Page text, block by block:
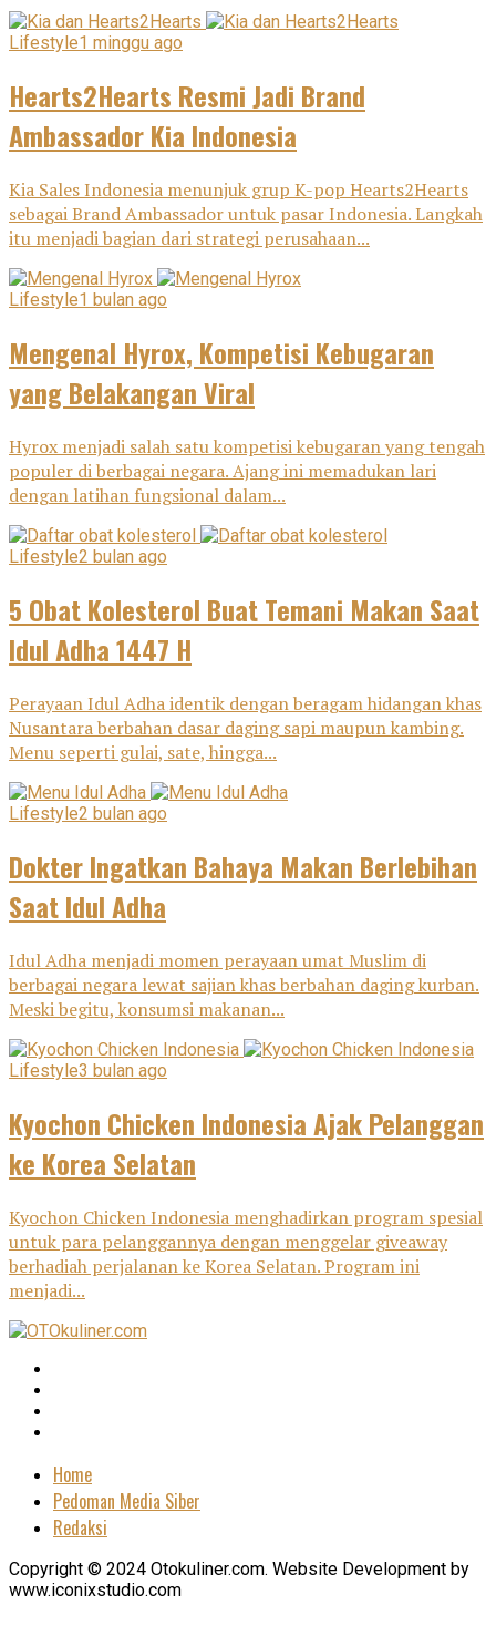
Lifestyle1 minggu ago
Hearts2Hearts Resmi Jadi Brand
Ambassador Kia Indonesia
Kia Sales Indonesia menunjuk grup K-pop Hearts2Hearts
sebagai Brand Ambassador untuk pasar Indonesia. Langkah
itu menjadi bagian dari strategi perusahaan...
Lifestyle1 bulan ago
Mengenal Hyrox, Kompetisi Kebugaran
yang Belakangan Viral
Hyrox menjadi salah satu kompetisi kebugaran yang tengah
populer di berbagai negara. Ajang ini memadukan lari
dengan latihan fungsional dalam...
Lifestyle2 bulan ago
5 Obat Kolesterol Buat Temani Makan Saat
Idul Adha 1447 H
Perayaan Idul Adha identik dengan beragam hidangan khas
Nusantara berbahan dasar daging sapi maupun kambing.
Menu seperti gulai, sate, hingga...
Lifestyle2 bulan ago
Dokter Ingatkan Bahaya Makan Berlebihan
Saat Idul Adha
Idul Adha menjadi momen perayaan umat Muslim di
berbagai negara lewat sajian khas berbahan daging kurban.
Meski begitu, konsumsi makanan...
Lifestyle3 bulan ago
Kyochon Chicken Indonesia Ajak Pelanggan
ke Korea Selatan
Kyochon Chicken Indonesia menghadirkan program spesial
untuk para pelanggannya dengan menggelar giveaway
berhadiah perjalanan ke Korea Selatan. Program ini
menjadi...
Home
Pedoman Media Siber
Redaksi
Copyright © 2024 Otokuliner.com. Website Development by
www.iconixstudio.com